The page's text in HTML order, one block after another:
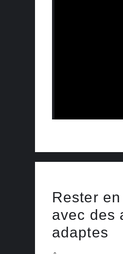
Rester
avec des
adaptes